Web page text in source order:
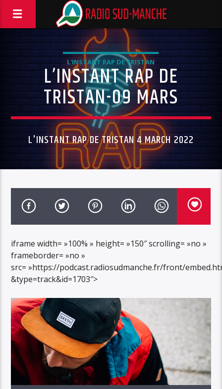
L'INSTANT RAP DE TRISTAN
L’INSTANT RAP DE
TRISTAN-09 MARS
L'INSTANT RAP DE TRISTAN 4 MARCH 2022
iframe width= »100% » height= »150″ scrolling= »no »
frameborder= »no »
src= »https://podcast.radiosudmanche.fr/front/
&type=track&id=1703″>